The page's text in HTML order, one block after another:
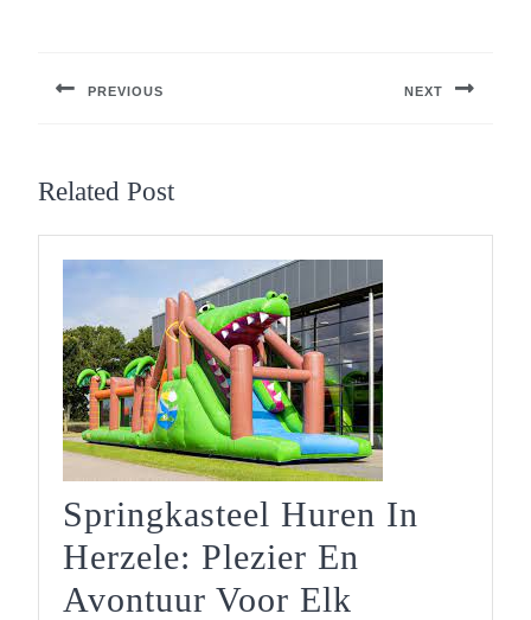
PREVIOUS NEXT
Related Post
Springkasteel Huren In
Herzele: Plezier En
Avontuur Voor Elk